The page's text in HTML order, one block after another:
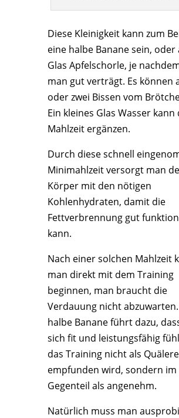
Diese Kleinigkeit kann zum
eine halbe Banane sein, oder
Glas Apfelschorle, je
man gut verträgt. Es können
oder zwei Bissen vom
Ein kleines Glas Wasser kann
Mahlzeit ergänzen.
Durch diese schnell
Minimahlzeit versorgt man
Körper mit den nötigen
Kohlenhydraten, damit die
Fettverbrennung gut
kann.
Nach einer solchen Mahlzeit
man direkt mit dem Training
beginnen, man braucht die
Verdauung nicht
halbe Banane führt dazu,
sich fit und leistungsfähig
das Training nicht als
empfunden wird, sondern im
Gegenteil als angenehm.
Natürlich muss man